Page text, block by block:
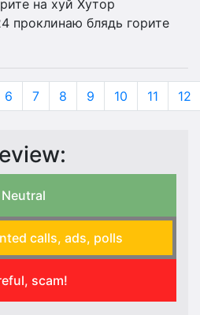
на хуй Хутор
проклинаю блядь горите
6 7 8 9 10 11 12
Neutral
calls, ads, polls
scam!